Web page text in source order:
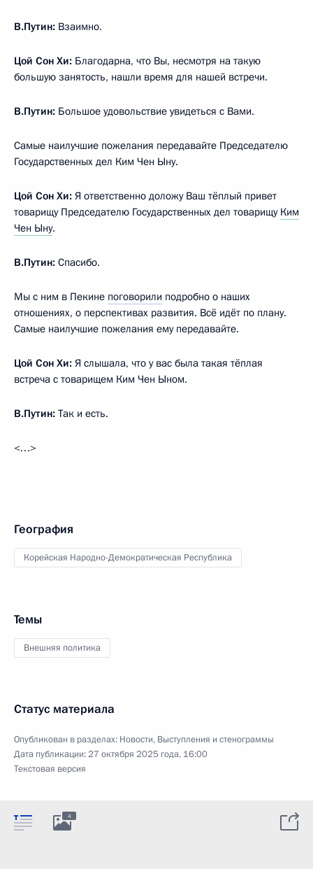
В.Путин: Взаимно.
Цой Сон Хи: Благодарна, что Вы, несмотря на такую
большую занятость, нашли время для нашей встречи.
В.Путин: Большое удовольствие увидеться с Вами.
Самые наилучшие пожелания передавайте Председателю
Государственных дел Ким Чен Ыну.
Цой Сон Хи: Я ответственно доложу Ваш тёплый привет
товарищу Председателю Государственных дел товарищу Ким
Чен Ыну.
В.Путин: Спасибо.
Мы с ним в Пекине поговорили подробно о наших
отношениях, о перспективах развития. Всё идёт по плану.
Самые наилучшие пожелания ему передавайте.
Цой Сон Хи: Я слышала, что у вас была такая тёплая
встреча с товарищем Ким Чен Ыном.
В.Путин: Так и есть.
<…>
География
Корейская Народно-Демократическая Республика
Темы
Внешняя политика
Статус материала
Опубликован в разделах: Новости, Выступления и стенограммы
Дата публикации:27 октября 2025 года, 16:00
Текстовая версия
4